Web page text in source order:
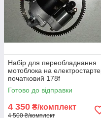
Набір для переобладнання
мотоблока на
початковий 178f
Готово до відправки
4 350 ₴/комплект
4 500 ₴/комплект